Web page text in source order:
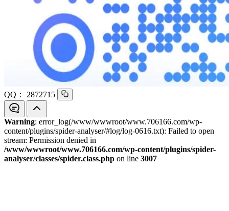
QQ： 2872715
Warning: error_log(/www/wwwroot/www.706166.com/wp-
content/plugins/spider-analyser/#log/log-0616.txt): Failed to open
stream: Permission denied in
/www/wwwroot/www.706166.com/wp-content/plugins/spider-
analyser/classes/spider.class.php on line 3007